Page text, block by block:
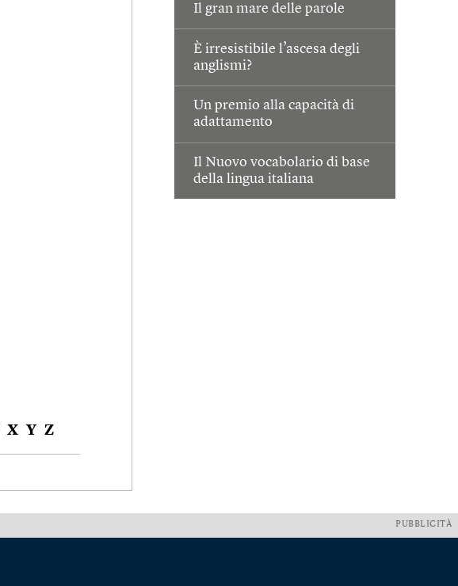
Il gran mare delle parole
È irresistibile l’ascesa degli
anglismi?
Un premio alla capacità di
adattamento
Il Nuovo vocabolario di base
della lingua italiana
X Y Z
PUBBLICITÀ